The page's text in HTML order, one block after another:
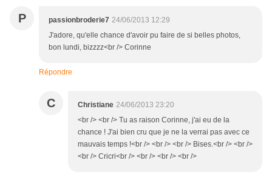
P passionbroderie7 24/06/2013 12:29
J'adore, qu'elle chance d'avoir pu faire de si belles photos,
bon lundi, bizzzz<br /> Corinne
Répondre
C Christiane 24/06/2013 23:20
<br /> <br /> Tu as raison Corinne, j'ai eu de la
chance ! J'ai bien cru que je ne la verrai pas avec ce
mauvais temps !<br /> <br /> <br /> Bises.<br /> <br />
<br /> Cricri<br /> <br /> <br /> <br />